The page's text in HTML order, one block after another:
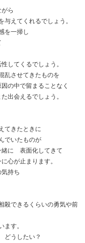
ら
えてくれるでしょう。
を一掃し
してくるでしょう。
乱させてきたものを
の中で留まることなく
出会えるでしょう。
てきたときに
でいたものが
緒に 表面化してきて
心が止まります。
持ち
殺できるくらいの勇気や前
ます。
どうしたい？